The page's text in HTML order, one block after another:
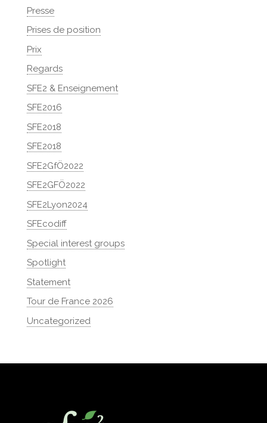
Presse
Prises de position
Prix
Regards
SFE2 & Enseignement
SFE2016
SFE2018
SFE2018
SFE2GfÖ2022
SFE2GFÖ2022
SFE2Lyon2024
SFEcodiff
Special interest groups
Spotlight
Statement
Tour de France 2026
Uncategorized